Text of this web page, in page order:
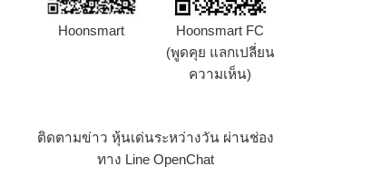
Hoonsmart
Hoonsmart FC
(พูดคุย แลกเปลี่ยน
ความเห็น)
ติดตามข่าว หุ้นเด่นระหว่างวัน ผ่านช่อง
ทาง Line OpenChat